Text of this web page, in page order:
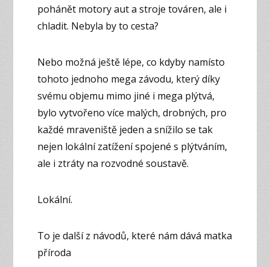
pohánět motory aut a stroje továren, ale i
chladit. Nebyla by to cesta?
Nebo možná ještě lépe, co kdyby namísto
tohoto jednoho mega závodu, který díky
svému objemu mimo jiné i mega plýtvá,
bylo vytvořeno více malých, drobných, pro
každé mraveniště jeden a snížilo se tak
nejen lokální zatížení spojené s plýtváním,
ale i ztráty na rozvodné soustavě.
Lokální.
To je další z návodů, které nám dává matka
příroda